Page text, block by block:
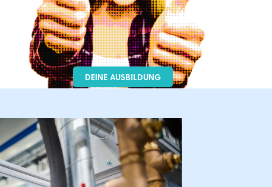
DEINE AUSBILDUNG